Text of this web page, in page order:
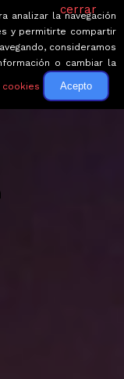
cerrar
analizar la navegación
y permitirte compartir
consideramos
o cambiar la
Acepto